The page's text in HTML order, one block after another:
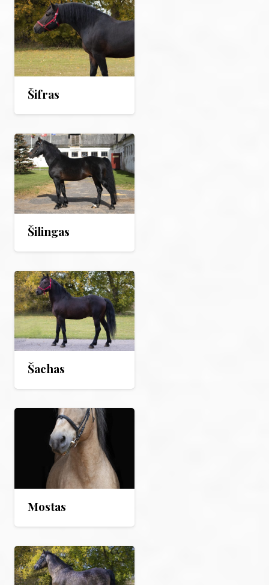
Šifras
Šilingas
Šachas
Mostas